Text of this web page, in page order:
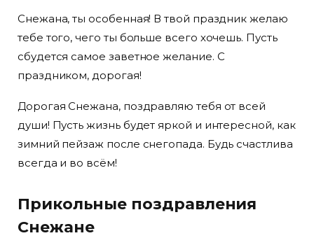
Снежана, ты особенная! В твой праздник желаю
тебе того, чего ты больше всего хочешь. Пусть
сбудется самое заветное желание. С
праздником, дорогая!
Дорогая Снежана, поздравляю тебя от всей
души! Пусть жизнь будет яркой и интересной, как
зимний пейзаж после снегопада. Будь счастлива
всегда и во всём!
Прикольные поздравления
Снежане